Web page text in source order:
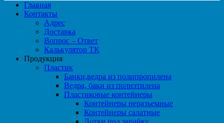
Главная
Контакты
Адрес
Доставка
Вопрос – Ответ
Калькулятор ТК
Продукция
Пластик
Банки,ведра из полипропилена
Ведра, баки из полиэтилена
Пластиковые контейнеры
Контейнеры неразъемные
Контейнеры салатные